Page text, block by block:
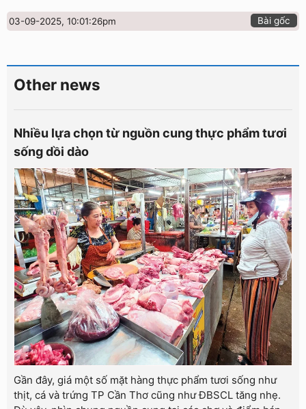
03-09-2025, 10:01:26pm Bài gốc
Other news
Nhiều lựa chọn từ nguồn cung thực phẩm tươi
sống dồi dào
Gần đây, giá một số mặt hàng thực phẩm tươi sống như
thịt, cá và trứng TP Cần Thơ cũng như ĐBSCL tăng nhẹ.